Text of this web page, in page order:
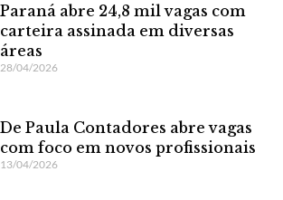
Paraná abre 24,8 mil vagas com
carteira assinada em diversas
áreas
28/04/2026
De Paula Contadores abre vagas
com foco em novos profissionais
13/04/2026